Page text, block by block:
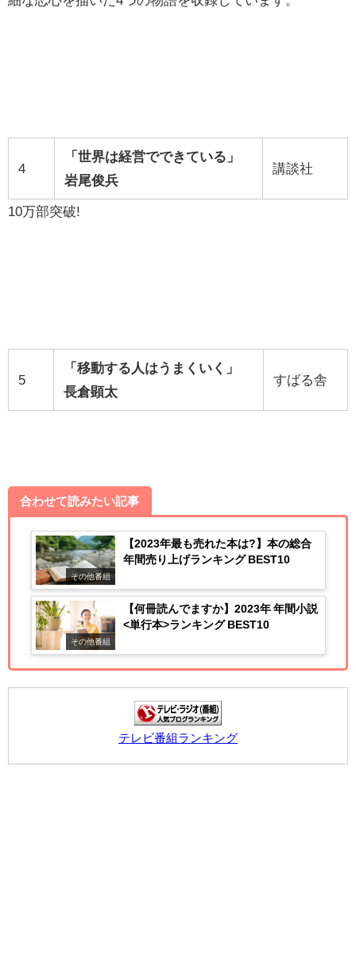
4
「世界は経営でできている」
岩尾俊兵
講談社
10万部突破!
5
「移動する人はうまくいく」
長倉顕太
すばる舎
合わせて読みたい記事
その他番組
【2023年最も売れた本は?】本の総合
年間売り上げランキング BEST10
その他番組
【何冊読んでますか】2023年 年間小説
<単行本>ランキング BEST10
テレビ番組ランキング